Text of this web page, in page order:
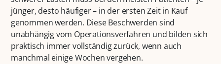
jünger, desto häufiger – in der ersten Zeit in Kauf
genommen werden. Diese Beschwerden sind
unabhängig vom Operationsverfahren und bilden sich
praktisch immer vollständig zurück, wenn auch
manchmal einige Wochen vergehen.